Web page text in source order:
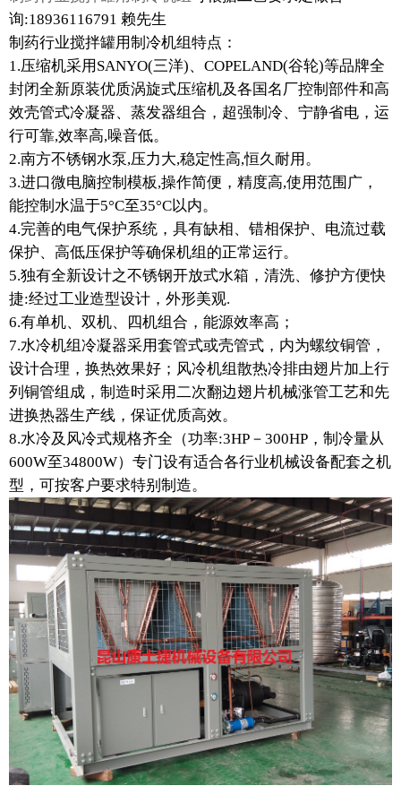
询:18936116791 赖先生
制药行业搅拌罐用制冷机组特点：
1.压缩机采用SANYO(三洋)、COPELAND(谷轮)等品牌全
封闭全新原装优质涡旋式压缩机及各国名厂控制部件和高
效壳管式冷凝器、蒸发器组合，超强制冷、宁静省电，运
行可靠,效率高,噪音低。
2.南方不锈钢水泵,压力大,稳定性高,恒久耐用。
3.进口微电脑控制模板,操作简便，精度高,使用范围广，
能控制水温于5°C至35°C以内。
4.完善的电气保护系统，具有缺相、错相保护、电流过载
保护、高低压保护等确保机组的正常运行。
5.独有全新设计之不锈钢开放式水箱，清洗、修护方便快
捷:经过工业造型设计，外形美观.
6.有单机、双机、四机组合，能源效率高；
7.水冷机组冷凝器采用套管式或壳管式，内为螺纹铜管，
设计合理，换热效果好；风冷机组散热冷排由翅片加上行
列铜管组成，制造时采用二次翻边翅片机械涨管工艺和先
进换热器生产线，保证优质高效。
8.水冷及风冷式规格齐全（功率:3HP－300HP，制冷量从
600W至34800W）专门设有适合各行业机械设备配套之机
型，可按客户要求特别制造。